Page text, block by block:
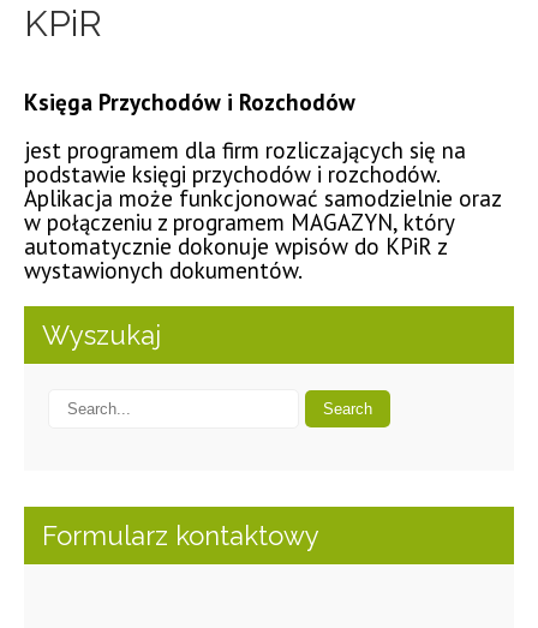
KPiR
Księga Przychodów i Rozchodów
jest programem dla firm rozliczających się na
podstawie księgi przychodów i rozchodów.
Aplikacja może funkcjonować samodzielnie oraz
w połączeniu z programem MAGAZYN, który
automatycznie dokonuje wpisów do KPiR z
wystawionych dokumentów.
Wyszukaj
Formularz kontaktowy